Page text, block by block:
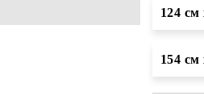
124 см
154 см